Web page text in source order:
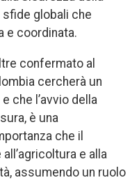
globali che
e coordinata.
confermato al
cercherà un
che l’avvio della
è una
che il
e alla
assumendo un ruolo